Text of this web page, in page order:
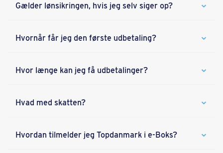
Gælder lønsikringen, hvis jeg selv siger op?
Hvornår får jeg den første udbetaling?
Hvor længe kan jeg få udbetalinger?
Hvad med skatten?
Hvordan tilmelder jeg Topdanmark i e-Boks?